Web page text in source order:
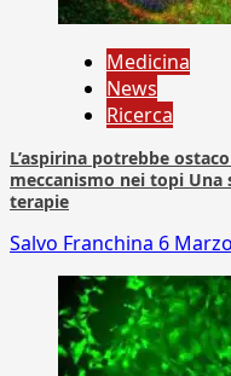
Medicina
News
Ricerca
L’aspirina potrebbe
meccanismo nei topi Una
terapie
Salvo Franchina 6